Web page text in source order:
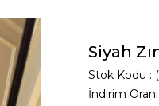
Siyah
Stok Kodu
İndirim Oranı